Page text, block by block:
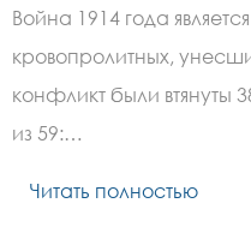
Война 1914 года
кровопролитных,
конфликт были втянуты
из 59:…
Читать полностью